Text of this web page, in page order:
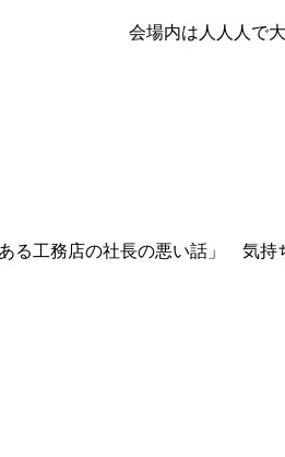
内は人人人で大賑わい
務店の社長の悪い話」 気持